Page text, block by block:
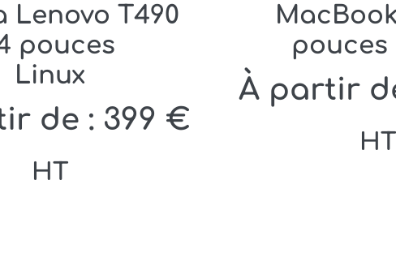
Lenovo T490
pouces
Linux
de : 399 €
HT
pouces
À partir
HT